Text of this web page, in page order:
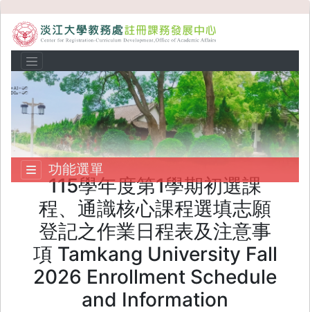
功能選單
115學年度第1學期初選課
程、通識核心課程選填志願
登記之作業日程表及注意事
項 Tamkang University Fall
2026 Enrollment Schedule
and Information